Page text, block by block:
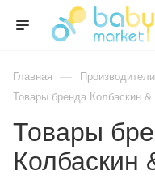
Главная — Производители
Товары бренда Колбаскин
Товары